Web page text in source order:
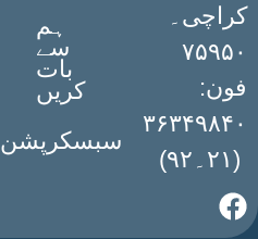
کراچی۔
۷۵۹۵۰
فون:
(۲۱۔۹۲)
ہم
سے
بات
کریں
سبسکرپشن